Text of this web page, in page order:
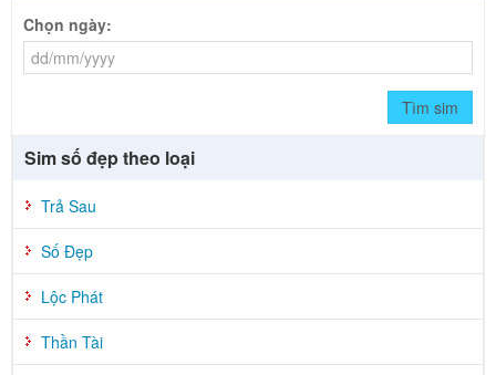
Chọn ngày:
Tìm sim
Sim số đẹp theo loại
Trả Sau
Số Đẹp
Lộc Phát
Thần Tài